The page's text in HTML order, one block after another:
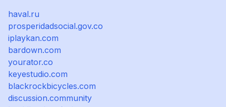
haval.ru
prosperidadsocial.gov.co
iplaykan.com
bardown.com
yourator.co
keyestudio.com
blackrockbicycles.com
discussion.community